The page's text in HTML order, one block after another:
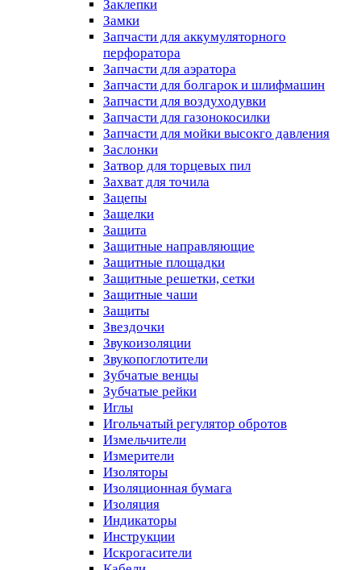
Заклепки
Замки
Запчасти для аккумуляторного
перфоратора
Запчасти для аэратора
Запчасти для болгарок и шлифмашин
Запчасти для воздуходувки
Запчасти для газонокосилки
Запчасти для мойки высокго давления
Заслонки
Затвор для торцевых пил
Захват для точила
Зацепы
Защелки
Защита
Защитные направляющие
Защитные площадки
Защитные решетки, сетки
Защитные чаши
Защиты
Звездочки
Звукоизоляции
Звукопоглотители
Зубчатые венцы
Зубчатые рейки
Иглы
Игольчатый регулятор обротов
Измельчители
Измерители
Изоляторы
Изоляционная бумага
Изоляция
Индикаторы
Инструкции
Искрогасители